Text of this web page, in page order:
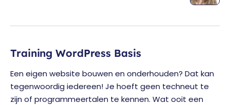
Training WordPress Basis
Een eigen website bouwen en onderhouden? Dat kan
tegenwoordig iedereen! Je hoeft geen techneut te
zijn of programmeertalen te kennen. Wat ooit een